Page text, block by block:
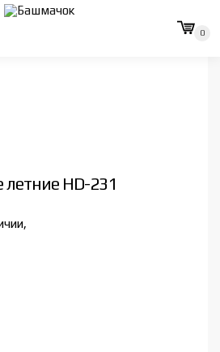
0
летние HD-231